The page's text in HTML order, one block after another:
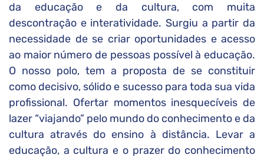
da educação e da cultura, com muita
descontração e interatividade. Surgiu a partir da
necessidade de se criar oportunidades e acesso
ao maior número de pessoas possível à educação.
O nosso polo, tem a proposta de se constituir
como decisivo, sólido e sucesso para toda sua vida
profissional. Ofertar momentos inesquecíveis de
lazer “viajando” pelo mundo do conhecimento e da
cultura através do ensino à distância. Levar a
educação, a cultura e o prazer do conhecimento